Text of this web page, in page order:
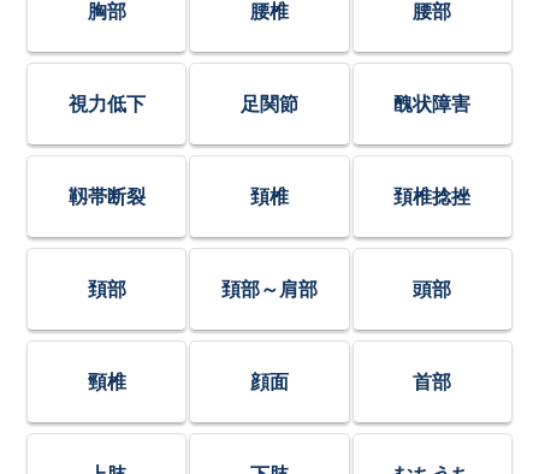
胸部 腰椎 腰部
視力低下 足関節 醜状障害
靱帯断裂 頚椎 頚椎捻挫
頚部 頚部～肩部 頭部
頸椎 顔面 首部